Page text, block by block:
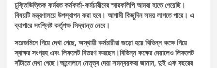
চুক্তিভিত্তিক কর্মরত কর্মকর্তা-কর্মচারীদের স্মারকলিপি আমরা হাতে পেয়েছি।
বিষয়টি মন্ত্রণালয়ে উপস্থাপন করা হবে। আগামী কিছুদিন সময় লাগতে পারে। এ
ব্যাপারে সংশ্লিষ্ট কর্তৃপক্ষ সিদ্ধান্ত নেবে।
সরেজমিনে গিয়ে দেখা গেছে, অস্থায়ী কর্মচারীরা জড়ো হয়ে বিভিন্ন কক্ষে গিয়ে
স্বাক্ষর সংগ্রহ এবং লিফলেট বিতরণ করছেন।বিভিন্ন কক্ষের দেয়ালেও লিফলেট
সাঁটাতে দেখা গেছে।আন্দোলনে নেতৃত্ব দেয়া সমন্বয়করা জানান, দুই এক বছরের